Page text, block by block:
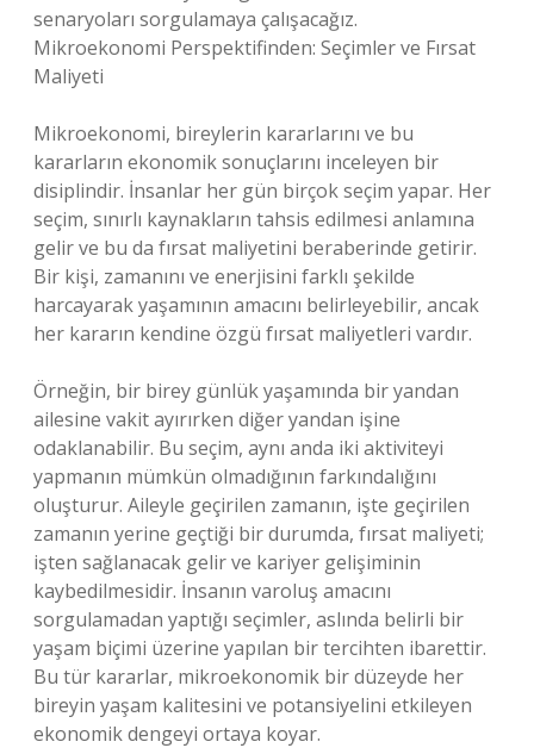
senaryoları sorgulamaya çalışacağız.
Mikroekonomi Perspektifinden: Seçimler ve Fırsat
Maliyeti
Mikroekonomi, bireylerin kararlarını ve bu
kararların ekonomik sonuçlarını inceleyen bir
disiplindir. İnsanlar her gün birçok seçim yapar. Her
seçim, sınırlı kaynakların tahsis edilmesi anlamına
gelir ve bu da fırsat maliyetini beraberinde getirir.
Bir kişi, zamanını ve enerjisini farklı şekilde
harcayarak yaşamının amacını belirleyebilir, ancak
her kararın kendine özgü fırsat maliyetleri vardır.
Örneğin, bir birey günlük yaşamında bir yandan
ailesine vakit ayırırken diğer yandan işine
odaklanabilir. Bu seçim, aynı anda iki aktiviteyi
yapmanın mümkün olmadığının farkındalığını
oluşturur. Aileyle geçirilen zamanın, işte geçirilen
zamanın yerine geçtiği bir durumda, fırsat maliyeti;
işten sağlanacak gelir ve kariyer gelişiminin
kaybedilmesidir. İnsanın varoluş amacını
sorgulamadan yaptığı seçimler, aslında belirli bir
yaşam biçimi üzerine yapılan bir tercihten ibarettir.
Bu tür kararlar, mikroekonomik bir düzeyde her
bireyin yaşam kalitesini ve potansiyelini etkileyen
ekonomik dengeyi ortaya koyar.